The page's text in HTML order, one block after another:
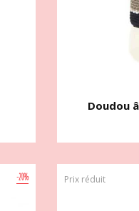
Doudou
-20% Prix réduit